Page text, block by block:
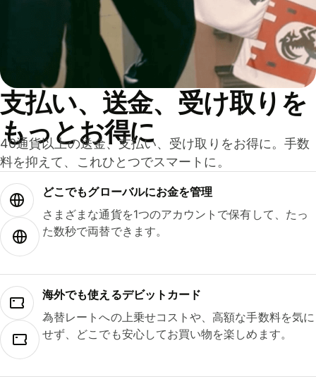
支払い、送金、受け取りを
もっとお得に
40通貨以上の送金、支払い、受け取りをお得に。手数
料を抑えて、これひとつでスマートに。
どこでもグ⁠ロ⁠ー⁠バ⁠ルにお金を管理
さまざまな通貨を1つのアカウントで保有して、たっ
た数秒で両替できます。
海外でも使えるデビットカード
為替レートへの上乗せコストや、高額な手数料を気に
せず、どこでも安心してお買い物を楽しめます。